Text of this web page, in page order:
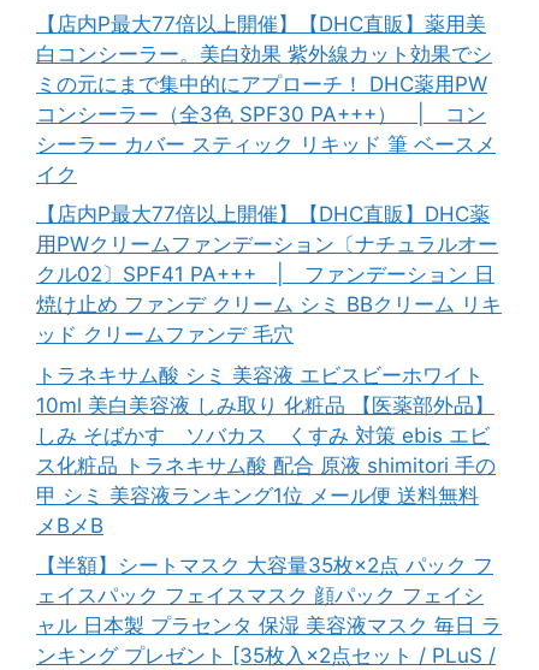
【店内P最大77倍以上開催】【DHC直販】薬用美
白コンシーラー。美白効果 紫外線カット効果でシ
ミの元にまで集中的にアプローチ！ DHC薬用PW
コンシーラー（全3色 SPF30 PA+++） | コン
シーラー カバー スティック リキッド 筆 ベースメ
イク
【店内P最大77倍以上開催】【DHC直販】DHC薬
用PWクリームファンデーション〔ナチュラルオー
クル02〕SPF41 PA+++ | ファンデーション 日
焼け止め ファンデ クリーム シミ BBクリーム リキ
ッド クリームファンデ 毛穴
トラネキサム酸 シミ 美容液 エビスビーホワイト
10ml 美白美容液 しみ取り 化粧品 【医薬部外品】
しみ そばかす ソバカス くすみ 対策 ebis エビ
ス化粧品 トラネキサム酸 配合 原液 shimitori 手の
甲 シミ 美容液ランキング1位 メール便 送料無料
メBメB
【半額】シートマスク 大容量35枚×2点 パック フ
ェイスパック フェイスマスク 顔パック フェイシ
ャル 日本製 プラセンタ 保湿 美容液マスク 毎日 ラ
ンキング プレゼント [35枚入×2点セット / PLuS /